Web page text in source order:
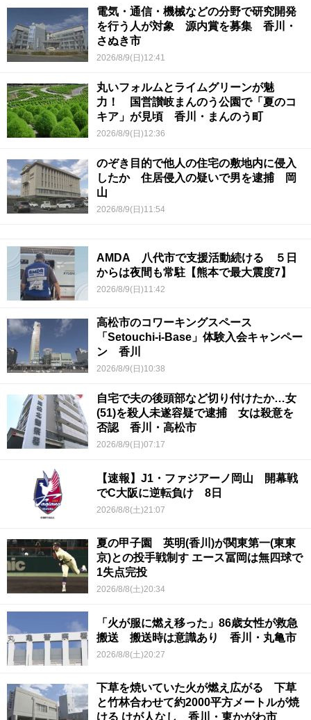
電気・通信・機械などの分野で研究開発
を行う人が対象 源内賞を募集 香川・
さぬき市
2026/8/9(日)12:41
丸いフォルムとライムグリーンが魅
力！ 国営讃岐まんのう公園で「夏のコ
キア」が見頃 香川・まんのう町
2026/8/9(日)12:36
のぞき目的で他人の住宅の敷地内に侵入
したか 住居侵入の疑いで男を逮捕 岡
山
2026/8/9(日)11:54
AMDA 八代市で支援活動続ける ５日
からは夜間も常駐【熊本で最大震度7】
2026/8/9(日)11:42
高松市のコワーキングスペース
「Setouchi-i-Base」体験入会キャンペー
ン 香川
2026/8/9(日)10:38
自宅で夫の後頭部など切り付けたか…女
(51)を殺人未遂容疑で逮捕 女は殺意を
否認 香川・高松市
2026/8/9(日)07:17
【速報】J1・ファジアーノ岡山 開幕戦
でC大阪に逆転負け 8日
2026/8/8(土)21:07
夏の甲子園 英明(香川)が関東第一(東東
京)との投手戦制す エース冨岡は無四球で
1失点完投
2026/8/8(土)20:34
「火が服に燃え移った」86歳女性が救急
搬送 搬送時は意識あり 香川・丸亀市
2026/8/8(土)20:27
下草を焼いていた火が燃え広がる 下草
と竹林合わせて約2000平方メートルが焼
ける けが人なし 香川・東かがわ市